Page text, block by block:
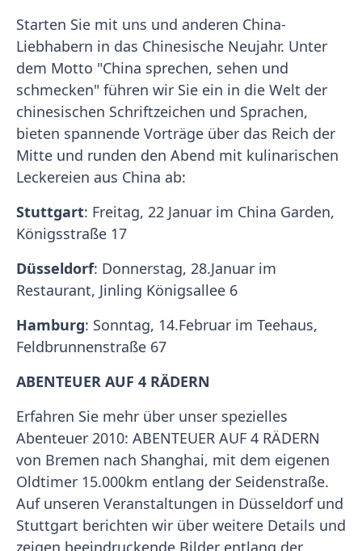
Starten Sie mit uns und anderen China-
Liebhabern in das Chinesische Neujahr. Unter
dem Motto "China sprechen, sehen und
schmecken" führen wir Sie ein in die Welt der
chinesischen Schriftzeichen und Sprachen,
bieten spannende Vorträge über das Reich der
Mitte und runden den Abend mit kulinarischen
Leckereien aus China ab:
Stuttgart: Freitag, 22 Januar im China Garden,
Königsstraße 17
Düsseldorf: Donnerstag, 28.Januar im
Restaurant, Jinling Königsallee 6
Hamburg: Sonntag, 14.Februar im Teehaus,
Feldbrunnenstraße 67
ABENTEUER AUF 4 RÄDERN
Erfahren Sie mehr über unser spezielles
Abenteuer 2010: ABENTEUER AUF 4 RÄDERN
von Bremen nach Shanghai, mit dem eigenen
Oldtimer 15.000km entlang der Seidenstraße.
Auf unseren Veranstaltungen in Düsseldorf und
Stuttgart berichten wir über weitere Details und
zeigen beeindruckende Bilder entlang der